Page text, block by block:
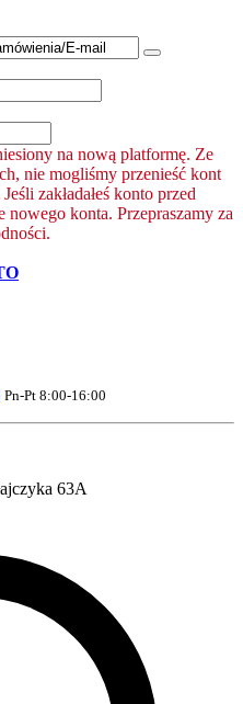
na nową platformę. Ze
nie mogliśmy przenieść kont
zakładałeś konto przed
nowego konta. Przepraszamy za
Pn-Pt 8:00-16:00
63A